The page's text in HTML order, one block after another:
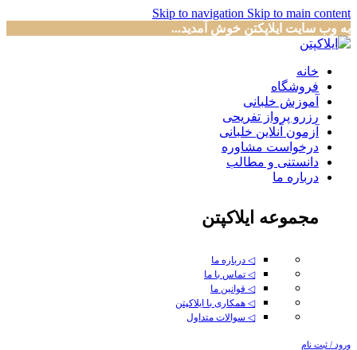
Skip to navigation Skip to main content
به وب سایت ایلاپکتن خوش آمدید...
خانه
فروشگاه
آموزش خلبانی
رزرو پرواز تفریحی
آزمون آنلاین خلبانی
درخواست مشاوره
دانستنی و مطالب
درباره ما
مجموعه ایلاکپتن
◁ درباره ما
◁ تماس با ما
◁ قوانین ما
◁ همکاری با ایلاکپتن
◁ سوالات متداول
ورود / ثبت نام